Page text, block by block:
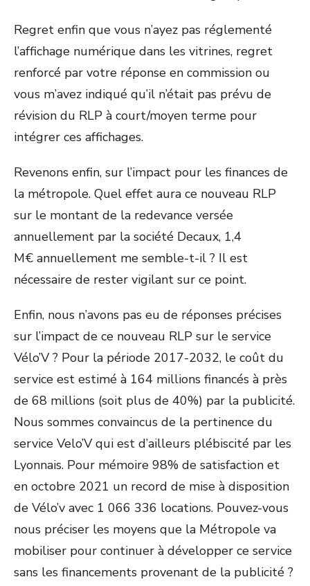
Regret enfin que vous n’ayez pas réglementé
l’affichage numérique dans les vitrines, regret
renforcé par votre réponse en commission ou
vous m’avez indiqué qu’il n’était pas prévu de
révision du RLP à court/moyen terme pour
intégrer ces affichages.
Revenons enfin, sur l’impact pour les finances de
la métropole. Quel effet aura ce nouveau RLP
sur le montant de la redevance versée
annuellement par la société Decaux, 1,4
M€ annuellement me semble-t-il ? Il est
nécessaire de rester vigilant sur ce point.
Enfin, nous n’avons pas eu de réponses précises
sur l’impact de ce nouveau RLP sur le service
Vélo’V ? Pour la période 2017-2032, le coût du
service est estimé à 164 millions financés à près
de 68 millions (soit plus de 40%) par la publicité.
Nous sommes convaincus de la pertinence du
service Velo’V qui est d’ailleurs plébiscité par les
Lyonnais. Pour mémoire 98% de satisfaction et
en octobre 2021 un record de mise à disposition
de Vélo’v avec 1 066 336 locations. Pouvez-vous
nous préciser les moyens que la Métropole va
mobiliser pour continuer à développer ce service
sans les financements provenant de la publicité ?